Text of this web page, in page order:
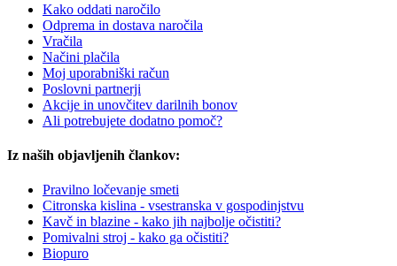
Kako oddati naročilo
Odprema in dostava naročila
Vračila
Načini plačila
Moj uporabniški račun
Poslovni partnerji
Akcije in unovčitev darilnih bonov
Ali potrebujete dodatno pomoč?
Iz naših objavljenih člankov:
Pravilno ločevanje smeti
Citronska kislina - vsestranska v gospodinjstvu
Kavč in blazine - kako jih najbolje očistiti?
Pomivalni stroj - kako ga očistiti?
Biopuro